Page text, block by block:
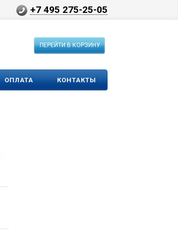
+7 495 275-25-05
ПЕРЕЙТИ В КОРЗИНУ
ОПЛАТА КОНТАКТЫ